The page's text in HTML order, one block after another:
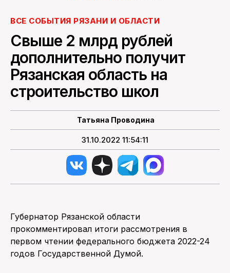
ВСЕ СОБЫТИЯ РЯЗАНИ И ОБЛАСТИ
Свыше 2 млрд рублей
дополнительно получит
Рязанская область на
строительство школ
Татьяна Проводина
31.10.2022 11:54:11
Губернатор Рязанской области
прокомментировал итоги рассмотрения в
первом чтении федерального бюджета 2022-24
годов Государственной Думой.